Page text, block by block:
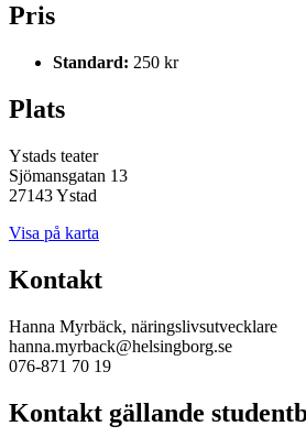
Pris
Standard: 250 kr
Plats
Ystads teater
Sjömansgatan 13
27143 Ystad
Visa på karta
Kontakt
Hanna Myrbäck, näringslivsutvecklare
hanna.myrback@helsingborg.se
076-871 70 19
Kontakt gällande